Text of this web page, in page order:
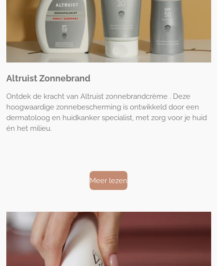
Altruist Zonnebrand
Ontdek de kracht van Altruist zonnebrandcrème . Deze
hoogwaardige zonnebescherming is ontwikkeld door een
dermatoloog en huidkanker specialist, met zorg voor je huid
én het milieu.
Meer lezen